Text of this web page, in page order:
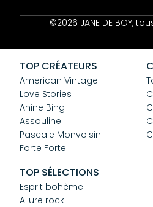
Contact
CGV
Confidentialité
Cookies
©2026 JANE DE BOY,
TOP CRÉATEURS
American Vintage
Love Stories
Anine Bing
Assouline
Pascale Monvoisin
Forte Forte
TOP SÉLECTIONS
Esprit bohème
Allure rock